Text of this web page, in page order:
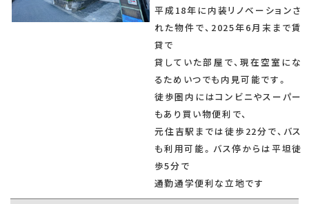
平成18年に内装リノベーションさ
れた物件で、2025年6月末まで賃
貸で
貸していた部屋で、現在空室にな
るためいつでも内見可能です。
徒歩圏内にはコンビニやスーパー
もあり買い物便利で、
元住吉駅までは徒歩22分で、バス
も利用可能。バス停からは平坦徒
歩5分で
通勤通学便利な立地です